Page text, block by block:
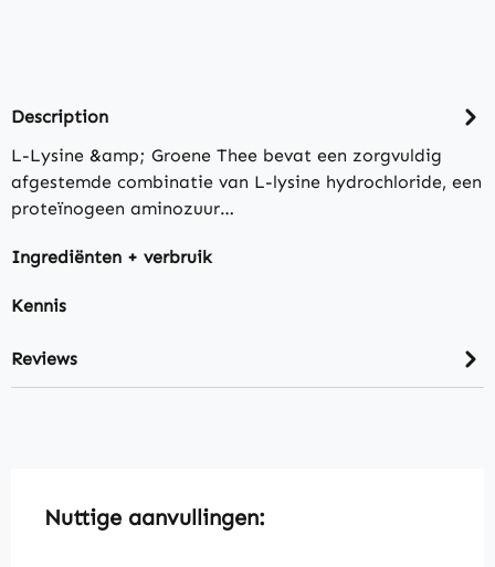
Description
L-Lysine &amp; Groene Thee bevat een zorgvuldig
afgestemde combinatie van L-lysine hydrochloride, een
proteïnogeen aminozuur…
Ingrediënten + verbruik
Kennis
Reviews
Skip product gallery
Nuttige aanvullingen: